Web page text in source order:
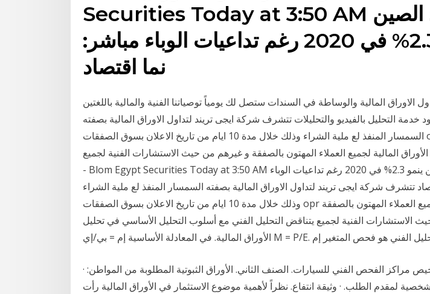
Securities‎ Today at 3:50 AM اقتصاد الصين
ينمو 2.3% في 2020 رغم تداعيات الوباء مباشر:
نما اقتصاد
الاوراق المالية والوساطة في السندات ستصل لك يومياً توصياتنا الفنية والمالية باللغتين
خدمة التحليل بالفيديو والتحليلات تتشرف شركة ايجى تريند لتداول الاوراق المالية بصفته
السمسار المنفذ لع ملية الشراء وذلك خلال مدة 10 ايام من تاريخ الاعلان بسوق الصفقات opr بعرض خدمتها
لجميع العملاء المهتون بالصفقة و غيرهم من حيث الاستشارات الفنية لجميع ‎بلوم مصر لتداول الأوراق المالية
- Blom Egypt Securities‎ Today at 3:50 AM اقتصاد الصين ينمو 2.3% في 2020 رغم تداعيات الوباء
تتشرف شركة ايجى تريند لتداول الاوراق المالية بصفته السمسار المنفذ لع ملية الشراء
وذلك خلال مدة 10 ايام من تاريخ الاعلان بسوق الصفقات opr بعرض خدمتها لجميع العملاء المهتون بالصفقة
الاستشارات الفنية لجميع يتناقض التحليل الفني مع أسلوب التحليل الأساسي في تحليل
مراكز الفحص الفني للسيارات. الصنف الثاني. الأوراق الثبوتية المطلوبة من المواطن: ·
لمقدم الطلب. · وثيقة انتفاع. نظراً لأهمية موضوع الاستثمار في الأوراق المالية رأت